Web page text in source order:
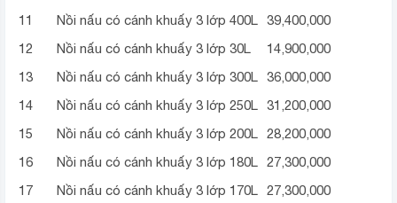
11
Nồi nấu có cánh khuấy 3 lớp 400L 39,400,000
12
Nồi nấu có cánh khuấy 3 lớp 30L
14,900,000
13
Nồi nấu có cánh khuấy 3 lớp 300L 36,000,000
14
Nồi nấu có cánh khuấy 3 lớp 250L 31,200,000
15
Nồi nấu có cánh khuấy 3 lớp 200L 28,200,000
16
Nồi nấu có cánh khuấy 3 lớp 180L 27,300,000
17
Nồi nấu có cánh khuấy 3 lớp 170L 27,300,000